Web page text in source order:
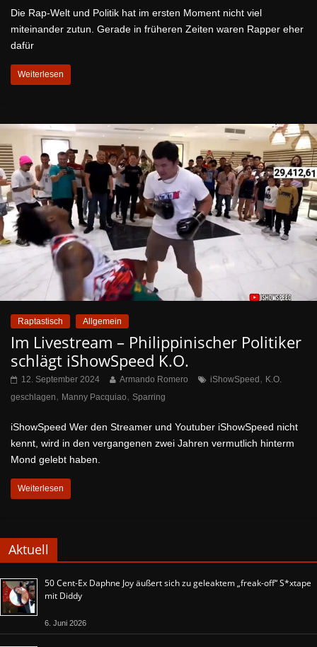
Die Rap-Welt und Politik hat im ersten Moment nicht viel
miteinander zutun. Gerade in früheren Zeiten waren Rapper eher
dafür
Weiterlesen
Raptastisch Allgemein
Im Livestream – Philippinischer Politiker
schlägt iShowSpeed K.O.
12. September 2024 Armando Romero iShowSpeed, K.O.
geschlagen, Manny Pacquiao, Sparring
iShowSpeed Wer den Streamer und Youtuber iShowSpeed nicht
kennt, wird in den vergangenen zwei Jahren vermutlich hinterm
Mond gelebt haben.
Weiterlesen
Aktuell
50 Cent-Ex Daphne Joy äußert sich zu geleaktem „freak-off“ S*xtape
mit Diddy
6. Juni 2026